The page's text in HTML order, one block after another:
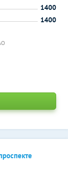
1400
1400